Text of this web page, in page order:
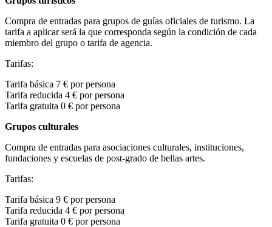
Compra de entradas para grupos de guías oficiales de turismo. La
tarifa a aplicar será la que corresponda según la condición de cada
miembro del grupo o tarifa de agencia.
Tarifas:
Tarifa básica 7 € por persona
Tarifa reducida 4 € por persona
Tarifa gratuita 0 € por persona
Grupos culturales
Compra de entradas para asociaciones culturales, instituciones,
fundaciones y escuelas de post-grado de bellas artes.
Tarifas:
Tarifa básica 9 € por persona
Tarifa reducida 4 € por persona
Tarifa gratuita 0 € por persona